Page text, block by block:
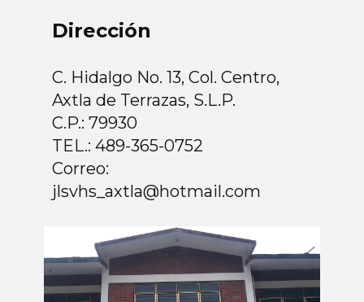
Dirección
C. Hidalgo No. 13, Col. Centro,
Axtla de Terrazas, S.L.P.
C.P.: 79930
TEL.: 489-365-0752
Correo:
jlsvhs_axtla@hotmail.com